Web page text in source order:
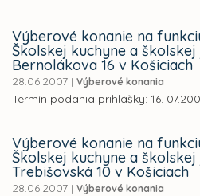
Výberové konanie na
Školskej kuchyne a
Bernolákova 16 v Košiciach
28.06.2007 | Výberové konania
Termín podania prihlášky: 16.
Výberové konanie na
Školskej kuchyne a
Trebišovská 10 v Košiciach
28.06.2007 | Výberové konania